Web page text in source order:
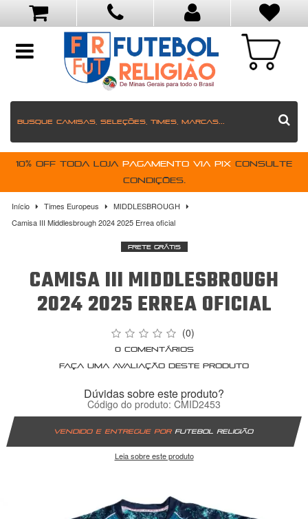
toggle
10% OFF toda loja pagamento via PIX Consulte
condições.
Início Times Europeus
MIDDLESBROUGH
Camisa III Middlesbrough 2024 2025 Errea oficial
Frete Grátis
CAMISA III MIDDLESBROUGH
2024 2025 ERREA OFICIAL
(0)
0 comentários
Faça uma avaliação deste produto
Dúvidas sobre este produto?
Código do produto: CMID2453
Vendido e entregue porFutebol Religião
Leia sobre este produto